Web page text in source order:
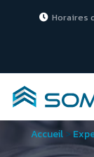
Horaires
Accueil>